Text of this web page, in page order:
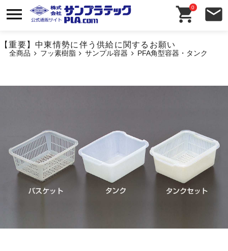
【重要】中東情勢に伴う供給に関するお願い
0
全商品 フッ素樹脂 サンプル容器 PFA角型容器・タンク